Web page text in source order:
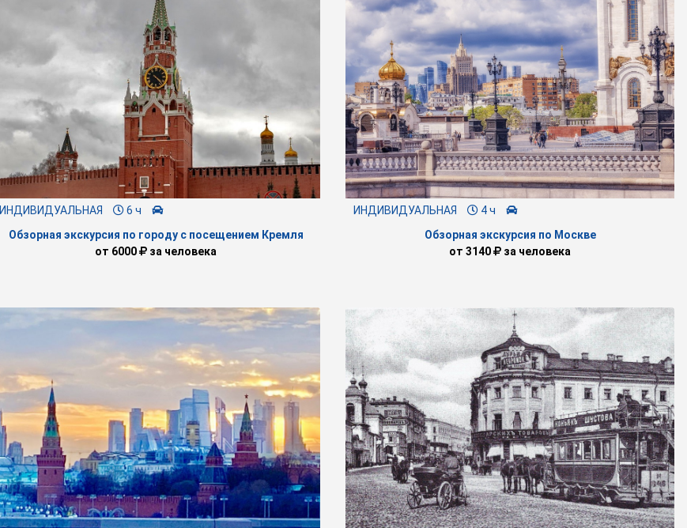
ИНДИВИДУАЛЬНАЯ
6 ч
Обзорная экскурсия по городу с посещением Кремля
от 6000 за человека
ИНДИВИДУАЛЬНАЯ
4 ч
Обзорная экскурсия по Москве
от 3140 за человека